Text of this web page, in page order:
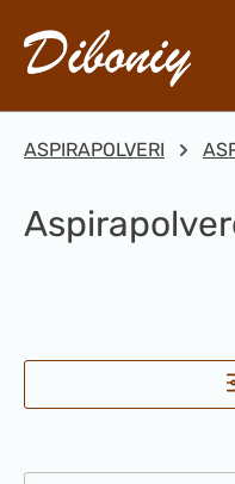
Passa al contenuto
ASPIRAPOLVERI